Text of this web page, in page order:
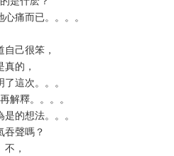
痛而已。。。。
自己很笨，
真的，
這次。。。
解釋。。。。
的想法。。。
吞聲嗎？
不，